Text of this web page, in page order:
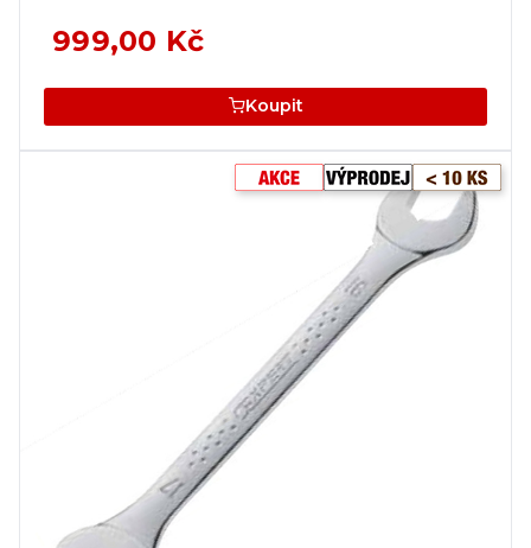
999,00 Kč
Koupit